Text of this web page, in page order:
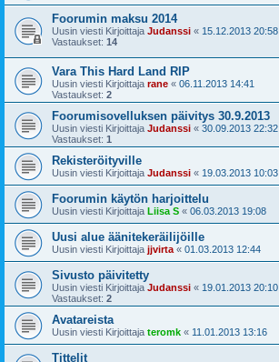
Foorumin maksu 2014
Uusin viesti Kirjoittaja Judanssi « 15.12.2013 20:58
Vastaukset: 14
Vara This Hard Land RIP
Uusin viesti Kirjoittaja rane « 06.11.2013 14:41
Vastaukset: 2
Foorumisovelluksen päivitys 30.9.2013
Uusin viesti Kirjoittaja Judanssi « 30.09.2013 22:32
Vastaukset: 1
Rekisteröityville
Uusin viesti Kirjoittaja Judanssi « 19.03.2013 10:03
Foorumin käytön harjoittelu
Uusin viesti Kirjoittaja Liisa S « 06.03.2013 19:08
Uusi alue äänitekeräilijöille
Uusin viesti Kirjoittaja jjvirta « 01.03.2013 12:44
Sivusto päivitetty
Uusin viesti Kirjoittaja Judanssi « 19.01.2013 20:10
Vastaukset: 2
Avatareista
Uusin viesti Kirjoittaja teromk « 11.01.2013 13:16
Tittelit